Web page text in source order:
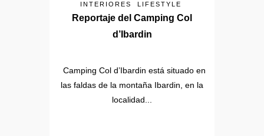
INTERIORES
LIFESTYLE
Reportaje del Camping Col
d’Ibardin
Camping Col d’Ibardin está situado en
las faldas de la montaña Ibardin, en la
localidad...